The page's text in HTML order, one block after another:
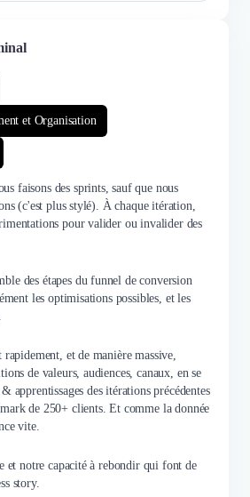
et Organisation
faisons des sprints, sauf que nous
(c'est plus stylé). À chaque itération,
pour valider ou invalider des
des étapes du funnel de conversion
les optimisations possibles, et les
et de manière massive,
de valeurs, audiences, canaux, en se
apprentissages des itérations précédentes
de 250+ clients. Et comme la donnée
vite.
et notre capacité à rebondir qui font de
story.